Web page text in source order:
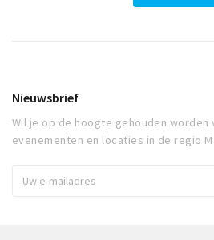
Nieuwsbrief
Wil je op de hoogte gehouden worden
evenementen en locaties in de regio